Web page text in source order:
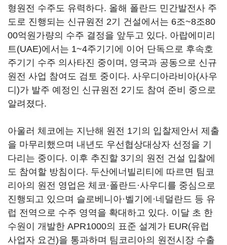
형원전 수주도 유력하다. 올해 폴란드 민간발전사 주
도로 진행되는 신규원전 2기 건설에서는 6조~8조80
00억원가량의 수주 결정을 앞두고 있다. 아랍에미리
트(UAE)에서는 1~4주기기에 이어 단독으로 후속호
주기기 수주 의사타진 중이며, 영국과 공동으로 신규
원전 사업 참여도 검토 중이다. 사우디아라비아(사우
디)가 발주 예정인 신규원전 2기도 참여 준비 중으로
알려졌다.
아울러 체코에는 지난해 원전 1기의 입찰제안서 제출
을 마무리했으며 내년도 우선협상대상자 선정을 기
다리는 중이다. 이후 추진할 3기의 원전 건설 입찰에
도 참여할 방침이다. 두산에너빌리티에 따르면 팀코
리아의 원전 영업은 체코·폴란드·사우디를 중심으로
진행되고 있으며 슬로베니아·벨기에·네덜란드 등 유
럽 전역으로 수주 영역을 확대하고 있다. 이달 초 한
수원이 개발한 APR1000의 표준 설계가 EUR(유럽
사업자 요건)을 통과하며 팀코리아의 원전시장 수출